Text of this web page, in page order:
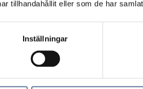
tillhandahållit eller som de har
Inställningar